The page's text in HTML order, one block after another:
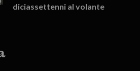
diciassettenni al volante